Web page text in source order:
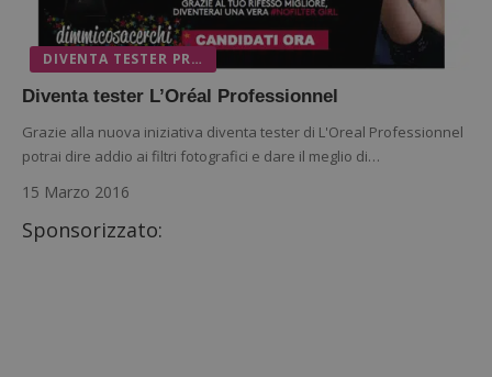
DIVENTA TESTER PRODOTTI: RICEVI PRODOTTI GRATIS DA TESTARE
Diventa tester L’Oréal Professionnel
Grazie alla nuova iniziativa diventa tester di L'Oreal Professionnel
potrai dire addio ai filtri fotografici e dare il meglio di…
15 Marzo 2016
Sponsorizzato: